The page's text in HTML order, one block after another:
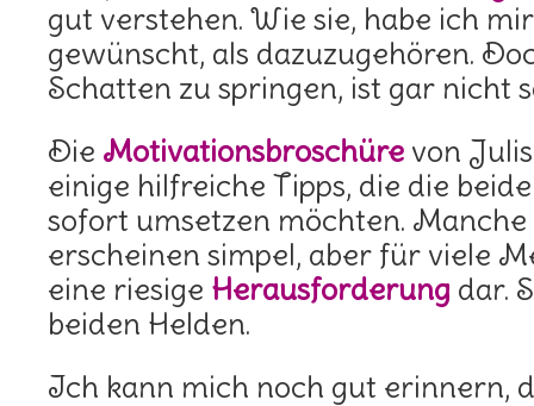
gut verstehen. Wie sie, habe ich
gewünscht, als dazuzugehören.
Schatten zu springen, ist gar nicht
Die Motivationsbroschüre von
einige hilfreiche Tipps, die die
sofort umsetzen möchten.
erscheinen simpel, aber für viele
eine riesige Herausforderung dar.
beiden Helden.
Ich kann mich noch gut erinnern,